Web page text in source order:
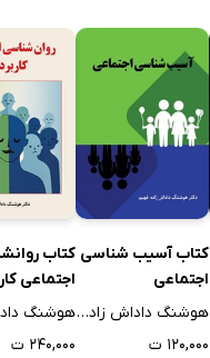
کتاب آسیب شناسی
اجتماعی
هوشنگ داداش زاده فهیم
۱۲۰,۰۰۰ ت
کتاب
اجتماعی
۲۴۰,۰۰۰ ت